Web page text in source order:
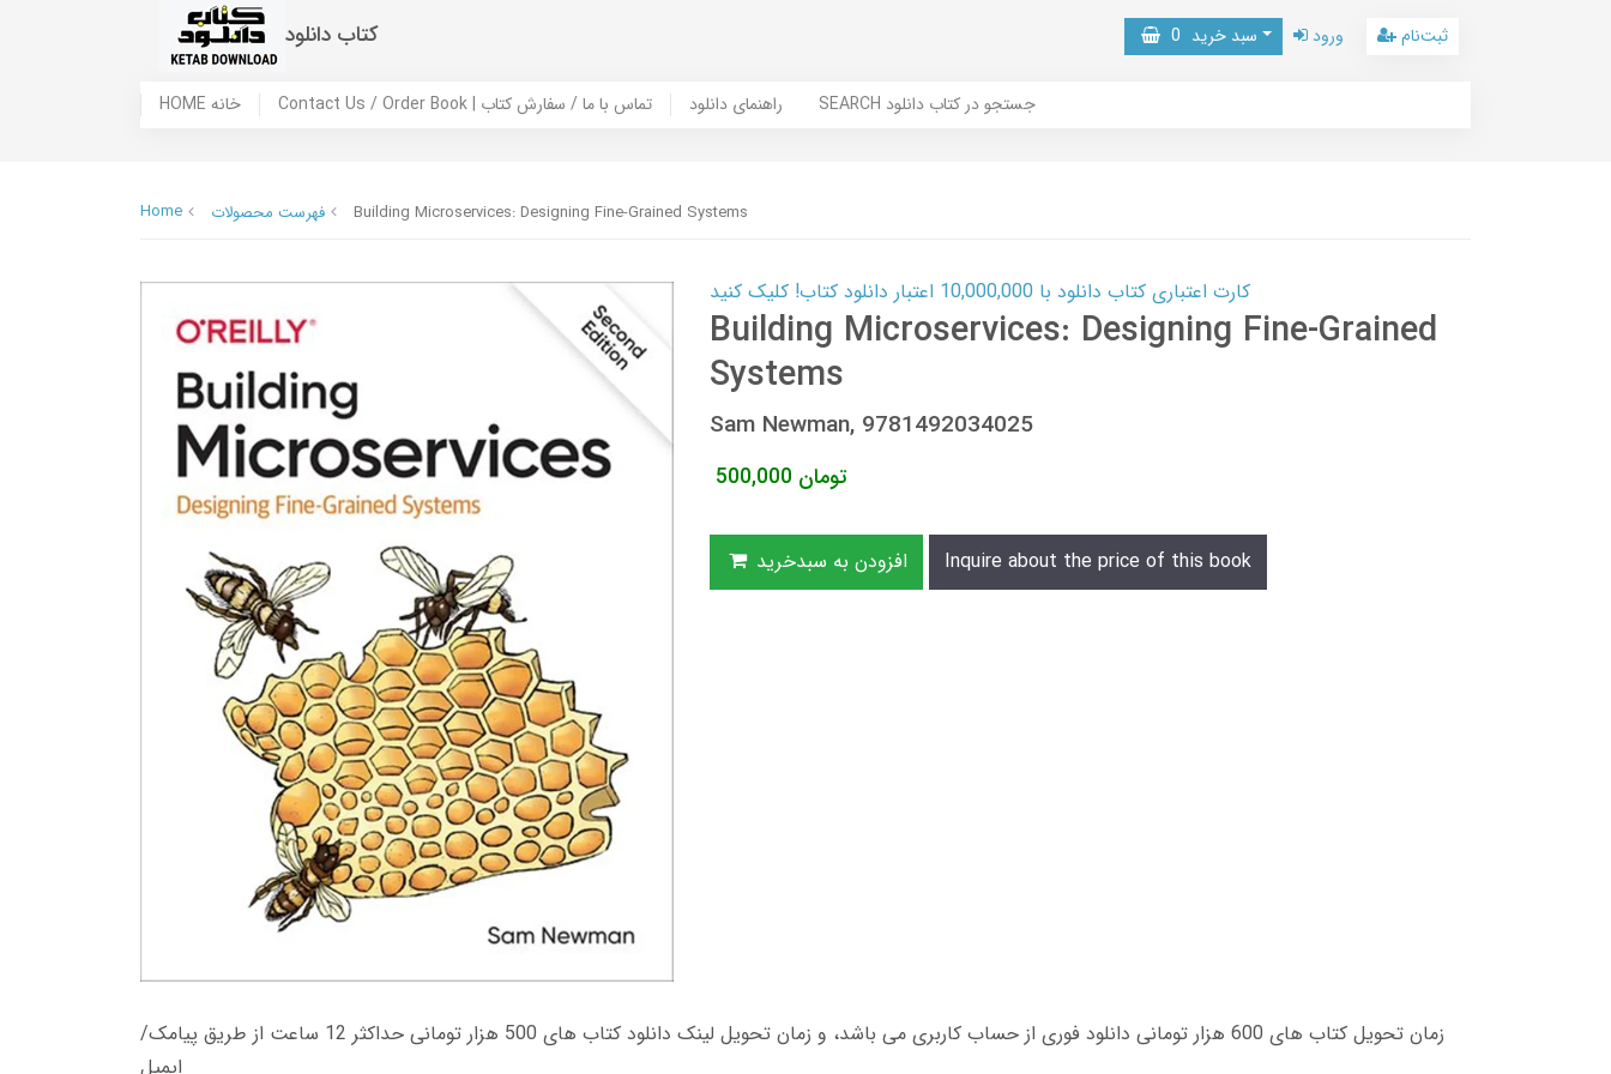
کتاب دانلود سبد خرید 0 ورود ثبت‌نام
HOME خانه Contact Us / Order Book | تماس با ما / سفارش کتاب راهنمای دانلود SEARCH جستجو در کتاب دانلود
Home فهرست محصولات Building Microservices: Designing Fine-Grained Systems
کارت اعتباری کتاب دانلود با 10,000,000 اعتبار دانلود کتاب! کلیک کنید
Building Microservices: Designing Fine-Grained
Systems
Sam Newman, 9781492034025
500,000 تومان
افزودن به سبدخرید Inquire about the price of this book
زمان تحویل کتاب های 600 هزار تومانی دانلود فوری از حساب کاربری می باشد، و زمان تحویل لینک دانلود کتاب های 500 هزار تومانی حداکثر 12 ساعت از طریق پیامک/
ایمیل